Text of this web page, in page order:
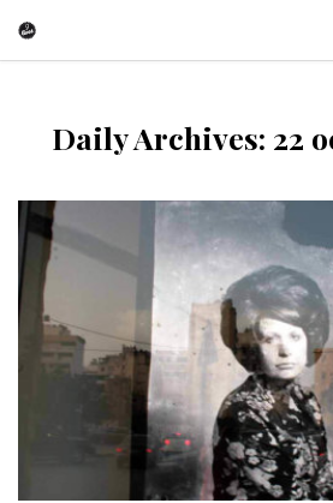
Daily Archives: 22